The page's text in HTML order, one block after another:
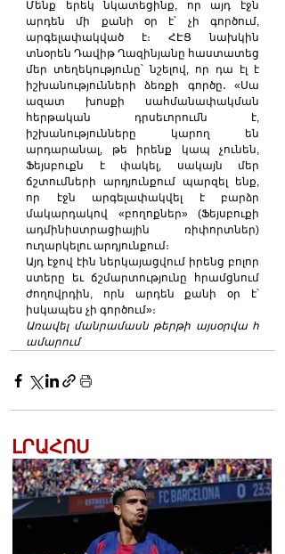
Մենք երեկ նկատեցինք, որ այդ էջն
արդեն մի քանի օր է՝ չի գործում,
արգելափակված է։ ՀԷՑ նախկին
տնօրեն Դավիթ Ղազինյանը հաստատեց
մեր տեղեկությունը՝ նշելով, որ դա էլ է
իշխանությունների ձեռքի գործը․ «Սա
ազատ խոսքի սահմանափակման
հերթական դրսեւորումն է,
իշխանությունները կարող են
արդարանալ, թե իրենք կապ չունեն,
Ֆեյսբուքն է փակել, սակայն մեր
ճշտումների արդյունքում պարզել ենք,
որ էջն արգելափակվել է բարձր
մակարդակով «բողոքներ» (Ֆեյսբուքի
ադմինիստրացիային ռիփորտներ)
ուղարկելու արդյունքում։
Այդ էջով էին ներկայացվում իրենց բոլոր
ստերը եւ ճշմարտությունը հրամցնում
ժողովրդին, որն արդեն քանի օր է՝
իսկապես չի գործում»։
Առավել մանրամասն թերթի այսօրվա հ
ամարում
ԼՐԱՀՈՍ